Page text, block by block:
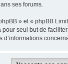
ses forums.
» et « phpBB
seul but de